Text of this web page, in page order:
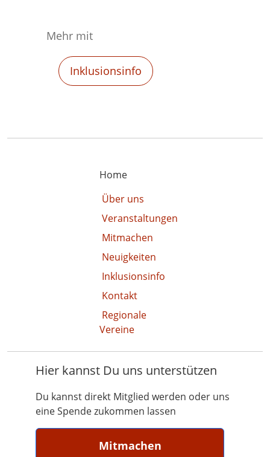
Mehr mit
Filtere nach
Inklusionsinfo
Home
Über uns
Veranstaltungen
Mitmachen
Neuigkeiten
Inklusionsinfo
Kontakt
Regionale
Vereine
Hier kannst Du uns unterstützen
Du kannst direkt Mitglied werden oder uns
eine Spende zukommen lassen
Mitmachen